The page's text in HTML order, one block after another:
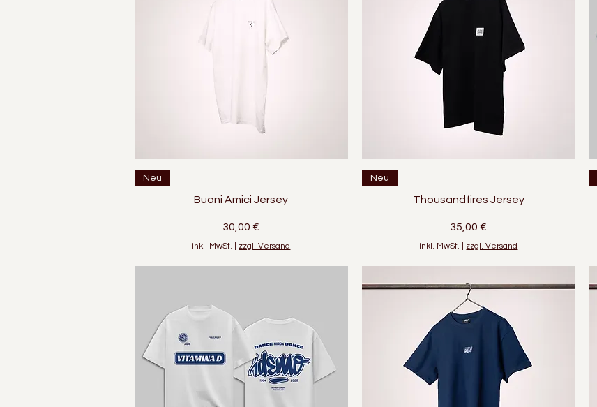
Neu
Buoni Amici Jersey
Preis
30,00 €
inkl. MwSt. zzgl. Versand
Neu
Thousandfires Jersey
Preis
35,00 €
inkl. MwSt. zzgl. Versand